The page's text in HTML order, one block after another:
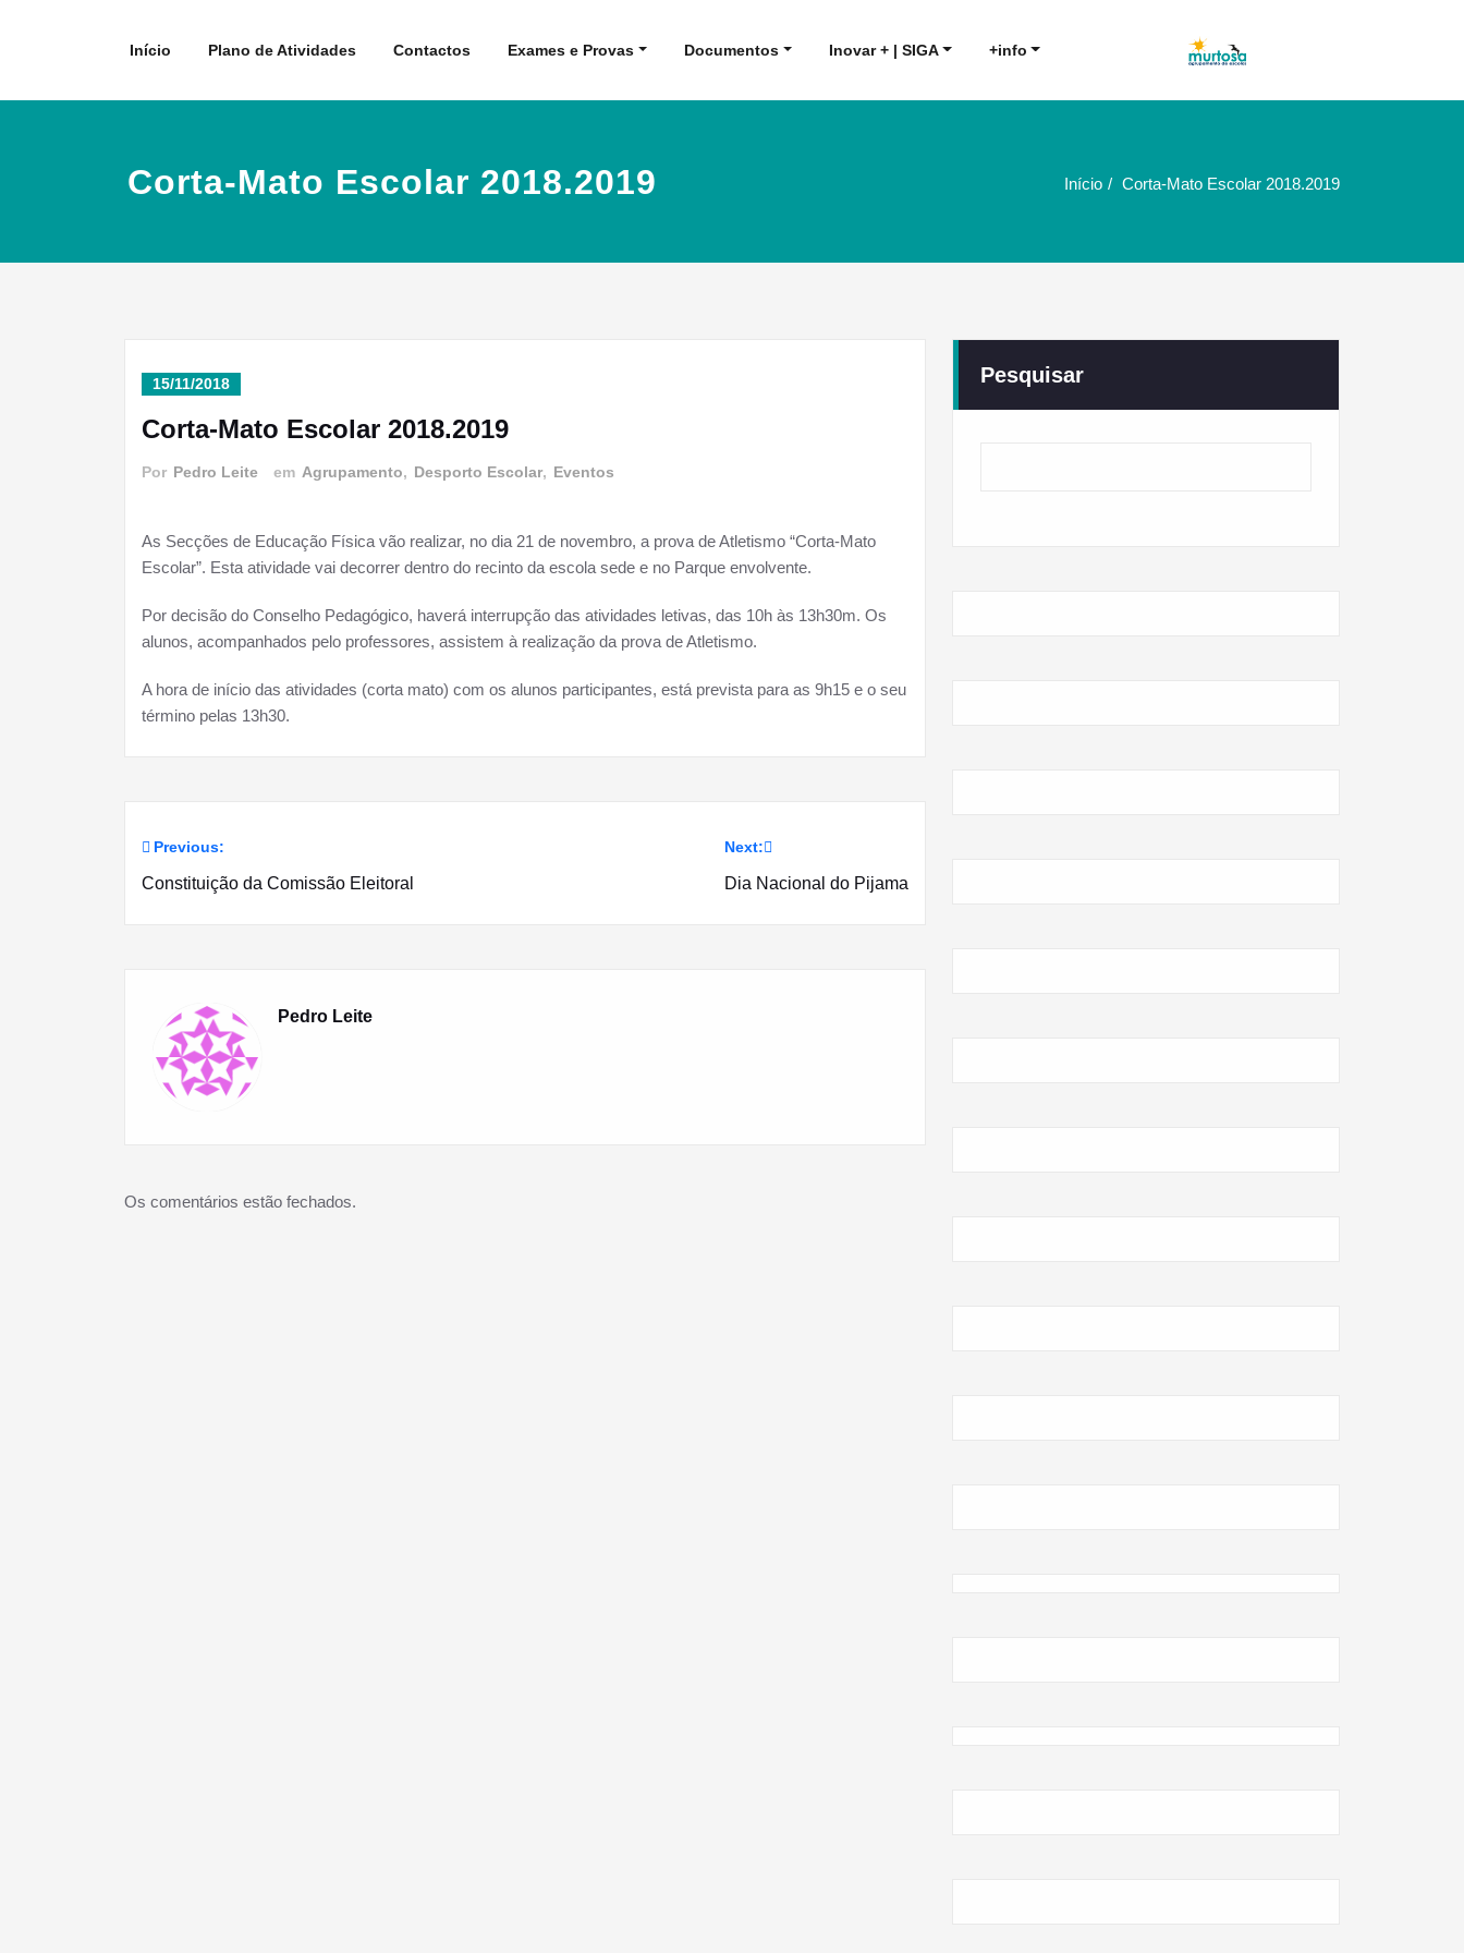
AE Murtosa
Agrupamento de Escolas da
Murtosa
Início Plano de Atividades Contactos Exames e Provas Documentos Inovar + | SIGA +info
Corta-Mato Escolar 2018.2019 Início Corta-Mato Escolar 2018.2019
15/11/2018
Corta-Mato Escolar 2018.2019
Por Pedro Leite em Agrupamento, Desporto Escolar, Eventos
As Secções de Educação Física vão realizar, no dia 21 de novembro, a prova de Atletismo “Corta-Mato
Escolar”. Esta atividade vai decorrer dentro do recinto da escola sede e no Parque envolvente.
Por decisão do Conselho Pedagógico, haverá interrupção das atividades letivas, das 10h às 13h30m. Os
alunos, acompanhados pelo professores, assistem à realização da prova de Atletismo.
A hora de início das atividades (corta mato) com os alunos participantes, está prevista para as 9h15 e o seu
término pelas 13h30.
Navegação
Previous:
Constituição da Comissão Eleitoral
Next:
Dia Nacional do Pijama
Pedro Leite
Os comentários estão fechados.
Pesquisar